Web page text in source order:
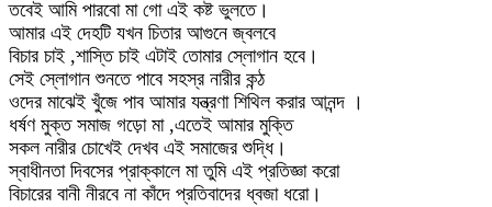
তবেই আমি পারবো মা গো এই কষ্ট ভুলতে।
আমার এই দেহটি যখন চিতার আগুনে জ্বলবে
বিচার চাই ,শাস্তি চাই এটাই তোমার স্লোগান হবে।
সেই স্লোগান শুনতে পাবে সহস্র নারীর কন্ঠ
ওদের মাঝেই খুঁজে পাব আমার যন্ত্রণা শিথিল করার আনন্দ ।
ধর্ষণ মুক্ত সমাজ গড়ো মা ,এতেই আমার মুক্তি
সকল নারীর চোখেই দেখব এই সমাজের শুদ্ধি।
স্বাধীনতা দিবসের প্রাক্কালে মা তুমি এই প্রতিজ্ঞা করো
বিচারের বানী নীরবে না কাঁদে প্রতিবাদের ধ্বজা ধরো।